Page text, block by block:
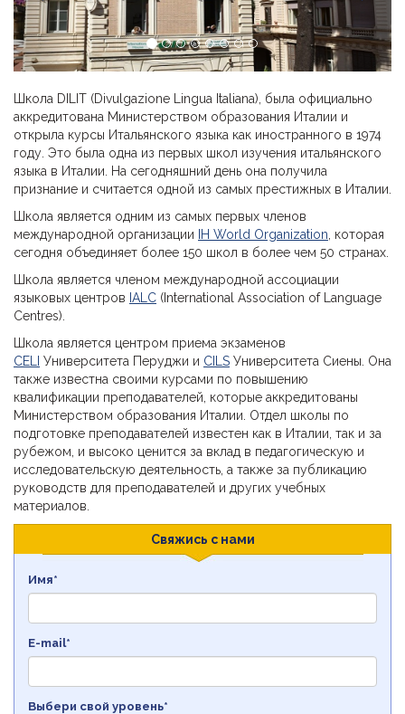
Школа DILIT (Divulgazione Lingua Italiana), была официально
аккредитована Министерством образования Италии и
открыла курсы Итальянского языка как иностранного в 1974
году. Это была одна из первых школ изучения итальянского
языка в Италии. На сегодняшний день она получила
признание и считается одной из самых престижных в Италии.
Школа является одним из самых первых членов
международной организации IH World Organization , которая
сегодня объединяет более 150 школ в более чем 50 странах.
Школа является членом международной ассоциации
языковых центров IALC (International Association of Language
Centres).
Школа является центром приема экзаменов
CELI Университета Перуджи и CILS Университета Сиены. Она
также известна своими курсами по повышению
квалификации преподавателей, которые аккредитованы
Министерством образования Италии. Отдел школы по
подготовке преподавателей известен как в Италии, так и за
рубежом, и высоко ценится за вклад в педагогическую и
исследовательскую деятельность, а также за публикацию
руководств для преподавателей и других учебных
материалов.
Свяжись с нами
Имя*
E-mail*
Выбери свой уровень*